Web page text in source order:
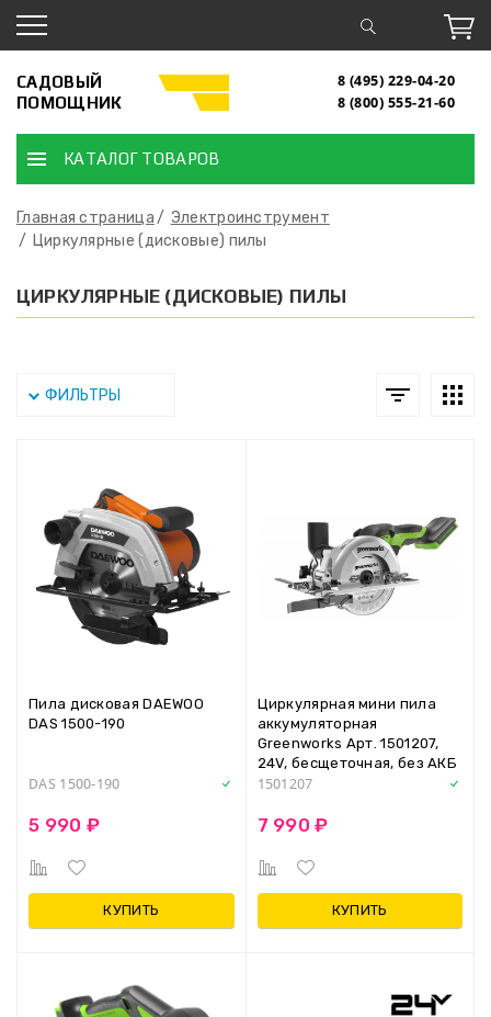
САДОВЫЙ
ПОМОЩНИК
8 (495) 229-04-20
8 (800) 555-21-60
КАТАЛОГ ТОВАРОВ
Главная страница
Электроинструмент
Циркулярные (дисковые) пилы
ЦИРКУЛЯРНЫЕ (ДИСКОВЫЕ) ПИЛЫ
ФИЛЬТРЫ
Пила дисковая DAEWOO
DAS 1500-190
DAS 1500-190
5 990 ₽
КУПИТЬ
Циркулярная мини пила
аккумуляторная
Greenworks Арт. 1501207,
24V, бесщеточная, без АКБ
и ЗУ
1501207
7 990 ₽
КУПИТЬ